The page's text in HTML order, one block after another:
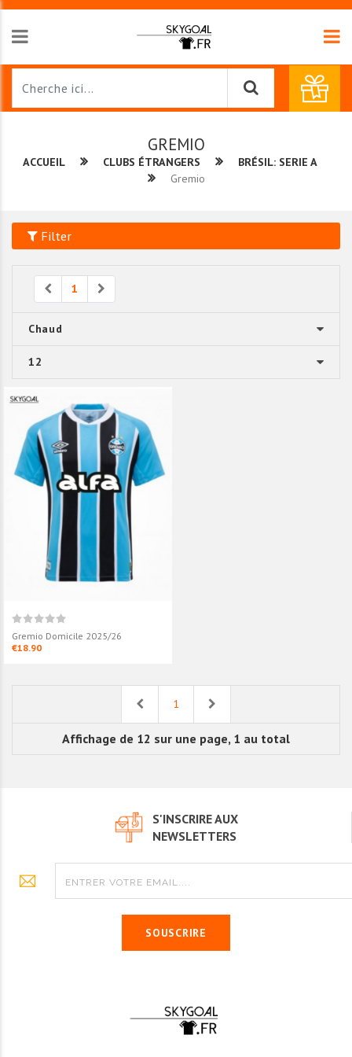
GREMIO
ACCUEIL CLUBS ÉTRANGERS
BRÉSIL: SERIE A
Gremio
Filter
Previous
1
Gremio Domicile 2025/26
€18.90
Previous1
Affichage de 12 sur une page, 1 au total
S'INSCRIRE AUX
NEWSLETTERS
SOUSCRIRE